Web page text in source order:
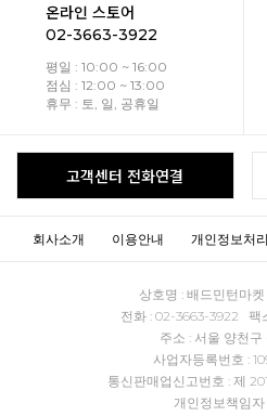
온라인 스토어
02-3663-3922
평일 : 10:00 ~ 16:00
점심 : 12:00 ~ 13:00
휴무 : 토, 일, 공휴일
고객센터 전화연결
회사소개 이용안내 개인정보처
상호명 : 배드민턴마
전화 : 02-3663-3922 팩
주소 : 서울 양천구
사업자등록번호 :
통신판매업신고번호 : 제
개인정보책임자